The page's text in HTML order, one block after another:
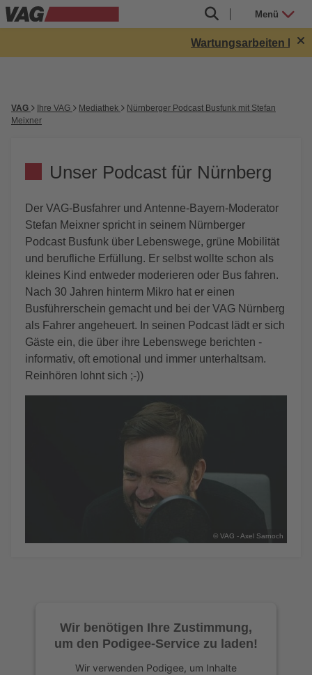
Menü
Wartungsarbeiten
VAG Ihre VAG Mediathek
Nürnberger Podcast Busfunk mit Stefan
Meixner
Unser Podcast für Nürnberg
Der VAG-Busfahrer und Antenne-Bayern-Moderator
Stefan Meixner spricht in seinem Nürnberger
Podcast Busfunk über Lebenswege, grüne Mobilität
und berufliche Erfüllung. Er selbst wollte schon als
kleines Kind entweder moderieren oder Bus fahren.
Nach 30 Jahren hinterm Mikro hat er einen
Busführerschein gemacht und bei der VAG Nürnberg
als Fahrer angeheuert. In seinen Podcast lädt er sich
Gäste ein, die über ihre Lebenswege berichten -
informativ, oft emotional und immer unterhaltsam.
Reinhören lohnt sich ;-))
© VAG - Axel Sarnoch
Wir benötigen Ihre Zustimmung,
um den Podigee-Service zu laden!
Wir verwenden Podigee, um Inhalte